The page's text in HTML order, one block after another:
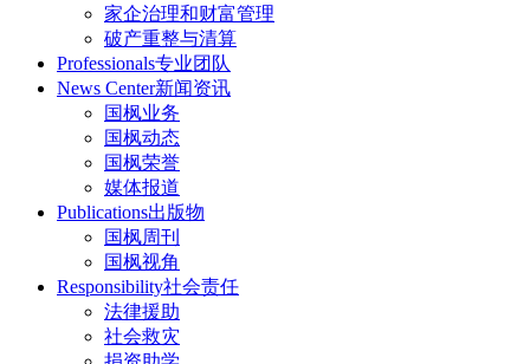
家企治理和财富管理
破产重整与清算
Professionals专业团队
News Center新闻资讯
国枫业务
国枫动态
国枫荣誉
媒体报道
Publications出版物
国枫周刊
国枫视角
Responsibility社会责任
法律援助
社会救灾